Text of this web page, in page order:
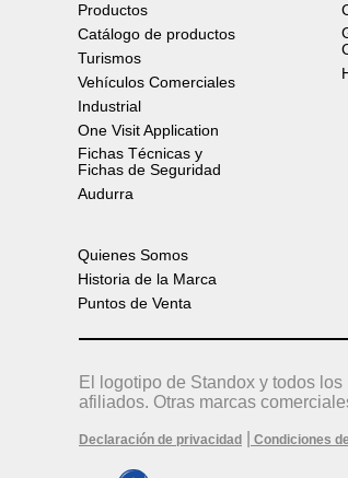
Productos
Catálogo de productos
Turismos
Vehículos Comerciales
Industrial
One Visit Application
Fichas Técnicas y
Fichas de Seguridad
Audurra
Quienes Somos
Historia de la Marca
Puntos de Venta
El logotipo de Standox y todos
afiliados. Otras marcas
Declaración de privacidad Condiciones